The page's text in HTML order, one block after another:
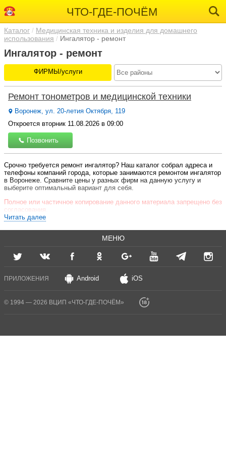
ЧТО-ГДЕ-ПОЧЁМ
Каталог
Медицинская техника и изделия для домашнего
использования
Ингалятор - ремонт
Ингалятор - ремонт
ФИРМЫ/услуги
Ремонт тонометров и медицинской техники
Воронеж, ул. 20-летия Октября, 119
Откроется вторник 11.08.2026 в 09:00
Позвонить
Срочно требуется ремонт ингалятор? Наш каталог собрал адреса и
телефоны компаний города, которые занимаются ремонтом ингалятор
в Воронеже. Сравните цены у разных фирм на данную услугу и
выберите оптимальный вариант для себя.
Полное или частичное копирование данного материала запрещено без
согласования.
Читать далее
МЕНЮ
ПРИЛОЖЕНИЯ Android iOS
© 1994 — 2026 ВЦИП «ЧТО-ГДЕ-ПОЧЁМ»